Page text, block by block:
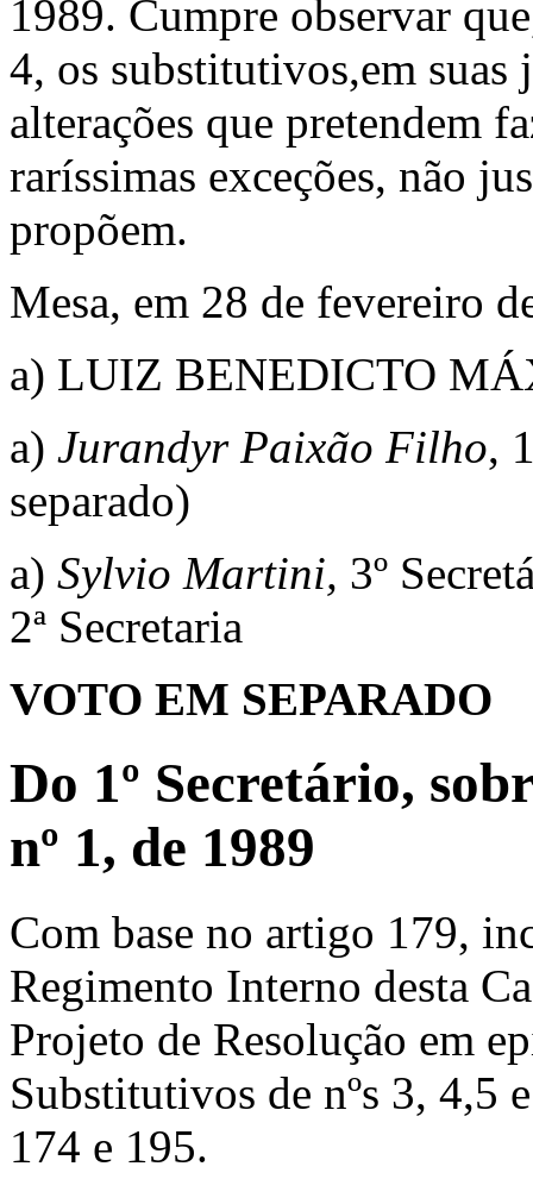
1989. Cumpre observar
4, os substitutivos,em suas
alterações que pretendem
raríssimas exceções, não
propõem.
Mesa, em 28 de fevereiro
a) LUIZ BENEDICTO
a) Jurandyr Paixão Filho,
separado)
a) Sylvio Martini, 3º
2ª Secretaria
VOTO EM SEPARADO
Do 1º Secretário,
nº 1, de 1989
Com base no artigo 179,
Regimento Interno desta
Projeto de Resolução em
Substitutivos de nºs 3, 4,5
174 e 195.